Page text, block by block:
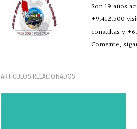
Son 19 años
+9.412.500
consultas y
Comente,
ARTÍCULOS RELACIONADOS